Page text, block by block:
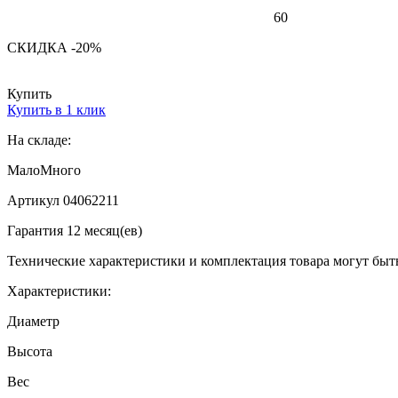
60
СКИДКА -20%
Купить
Купить в 1 клик
На складе:
МалоМного
Артикул 04062211
Гарантия 12 месяц(ев)
Технические характеристики и комплектация товара могут
Характеристики:
Диаметр
Высота
Вес